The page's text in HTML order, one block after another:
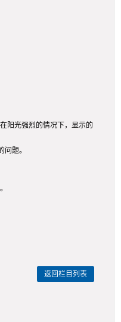
阳光强烈的情况下，显示的
题。
返回栏目列表